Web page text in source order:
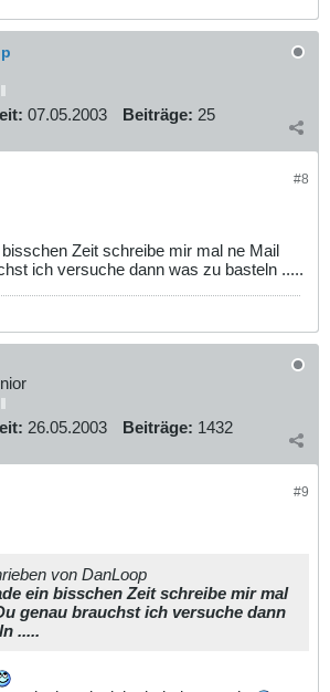
07.05.2003 Beiträge: 25
#8
Zeit schreibe mir mal ne Mail
ich versuche dann was zu basteln .....
26.05.2003 Beiträge: 1432
#9
von DanLoop
ein bisschen Zeit schreibe mir mal
genau brauchst ich versuche dann
.....